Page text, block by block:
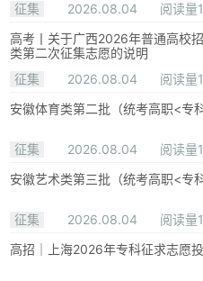
征集
2026.08.04
阅读量
高考丨关于广西2026年普通高校
类第二次征集志愿的说明
征集
2026.08.04
阅读量
安徽体育类第二批（统考高职<专
征集 2026.08.04
阅读量
安徽艺术类第三批（统考高职<专
征集 2026.08.04
阅读量
高招｜上海2026年专科征求志愿